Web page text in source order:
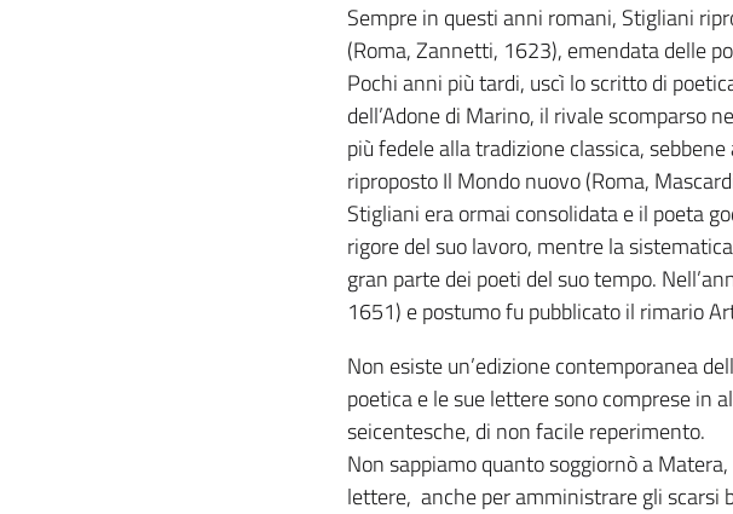
Sempre in questi anni romani, Stigliani
(Roma, Zannetti, 1623), emendata delle
Pochi anni più tardi, uscì lo scritto di
dell’Adone di Marino, il rivale scomparso
più fedele alla tradizione classica,
riproposto Il Mondo nuovo (Roma,
Stigliani era ormai consolidata e il poeta
rigore del suo lavoro, mentre la
gran parte dei poeti del suo tempo.
1651) e postumo fu pubblicato il rimario
Non esiste un’edizione contemporanea
poetica e le sue lettere sono comprese in
seicentesche, di non facile reperimento.
Non sappiamo quanto soggiornò a
lettere, anche per amministrare gli scarsi